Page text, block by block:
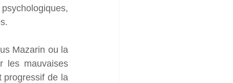
Mazarin ou la
les mauvaises
progressif de la